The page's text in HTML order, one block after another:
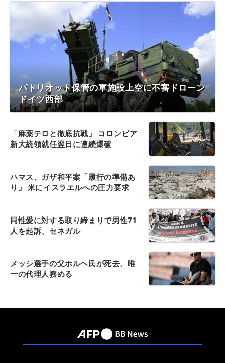
パトリオット保管の軍施設上空に不審ドローン
ドイツ西部
「麻薬テロと徹底抗戦」 コロンビア
新大統領就任翌日に連続爆破
ハマス、ガザ和平案「履行の準備あ
り」 米にイスラエルへの圧力要求
同性愛に対する取り締まりで男性71
人を起訴、セネガル
メッシ選手の父ホルヘ氏が死去、唯
一の代理人務める